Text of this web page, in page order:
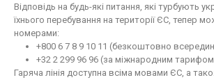
Відповідь на будь-які питання, які турбують
їхнього перебування на території ЄС, тепер
номерами:
+800 6 7 8 9 10 11 (безкоштовно
+32 2 299 96 96 (за міжнародним
Гаряча лінія доступна всіма мовами ЄС, а